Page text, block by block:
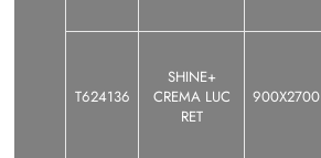
T624136
SHINE+
CREMA LUC
RET
900X2700